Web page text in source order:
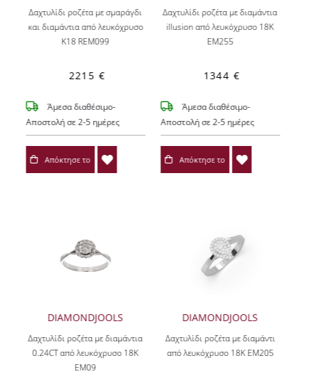
Δαχτυλίδι ροζέτα με σμαράγδι
και διαμάντια από λευκόχρυσο
Κ18 REM099
2215 €
Άμεσα διαθέσιμο-
Αποστολή σε 2-5 ημέρες
Απόκτησε το
Δαχτυλίδι ροζέτα με διαμάντια
illusion από λευκόχρυσο 18Κ
EM255
1344 €
Άμεσα διαθέσιμο-
Αποστολή σε 2-5 ημέρες
Απόκτησε το
DIAMONDJOOLS
Δαχτυλίδι ροζέτα με διαμάντια
0.24CT από λευκόχρυσο 18Κ
EM09
DIAMONDJOOLS
Δαχτυλίδι ροζέτα με διαμάντι
από λευκόχρυσο 18Κ ΕΜ205